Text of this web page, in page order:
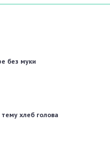
без муки
хлеб голова